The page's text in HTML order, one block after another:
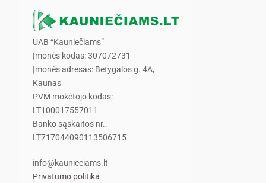
UAB “Kauniečiams”
Įmonės kodas: 307072731
Įmonės adresas: Betygalos g. 4A,
Kaunas
PVM mokėtojo kodas:
LT100017557011
Banko sąskaitos nr.:
LT717044090113506715
info@kaunieciams.lt
Privatumo politika